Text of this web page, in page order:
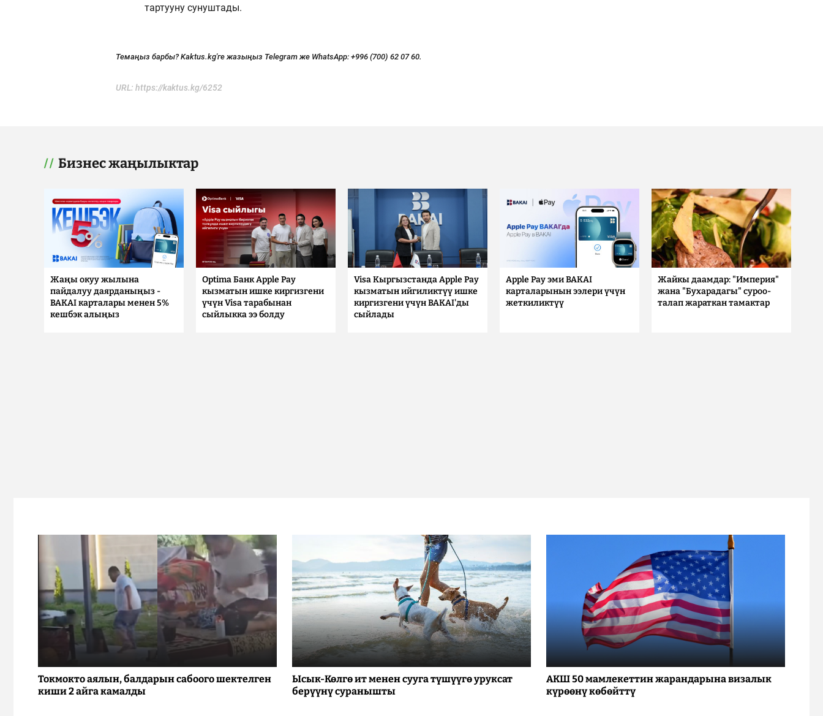
тартууну сунуштады.
Темаңыз барбы? Kaktus.kg'ге жазыңыз Telegram же WhatsApp: +996 (700) 62 07 60.
URL: https://kaktus.kg/6252
Бизнес жаңылыктар
Жаңы окуу жылына
пайдалуу даярданыңыз -
BAKAI карталары менен 5%
кешбэк алыңыз
Optima Банк Apple Pay
кызматын ишке киргизгени
үчүн Visa тарабынан
сыйлыкка ээ болду
Visa Кыргызстанда Apple Pay
кызматын ийгиликтүү ишке
киргизгени үчүн BAKAI'ды
сыйлады
Apple Pay эми BAKAI
карталарынын ээлери үчүн
жеткиликтүү
Жайкы даамдар: "Империя"
жана "Бухарадагы" суроо-
талап жараткан тамактар
Токмокто аялын, балдарын сабоого шектелген
киши 2 айга камалды
Ысык-Көлгө ит менен сууга түшүүгө уруксат
берүүнү суранышты
АКШ 50 мамлекеттин жарандарына визалык
күрөөнү көбөйттү